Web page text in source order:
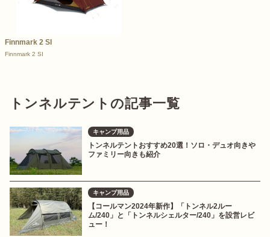
Finnmark 2 SI
Finnmark 2 SI
トンネルテントの記事一覧
キャンプ用品
トンネルテントおすすめ20選！ソロ・デュオ向きや
ファミリー向きも紹介
キャンプ用品
【コールマン2024年新作】「トンネル2ルー
ム/240」と「トンネルシェルター/240」を設営レビ
ュー！